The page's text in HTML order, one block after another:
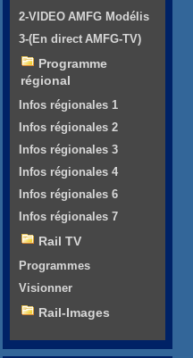
2-VIDEO AMFG Modélis
3-(En direct AMFG-TV)
Programme
régional
Infos régionales 1
Infos régionales 2
Infos régionales 3
Infos régionales 4
Infos régionales 6
Infos régionales 7
Rail TV
Programmes
Visionner
Rail-Images